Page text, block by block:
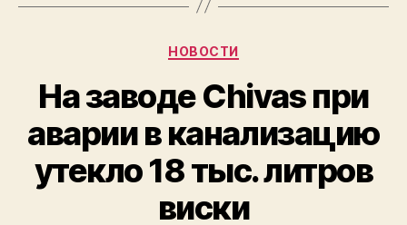
Categories
НОВОСТИ
На заводе Chivas при
аварии в канализацию
утекло 18 тыс. литров
виски